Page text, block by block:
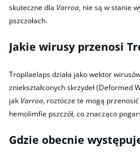
skuteczne dla Varroa, nie są w stanie
pszczołach.
Jakie wirusy przenosi
Tropilaelaps działa jako wektor
zniekształconych skrzydeł (Deformed
jak Varroa, roztocze te mogą
hemolimfie pszczół, co znacząco
Gdzie obecnie